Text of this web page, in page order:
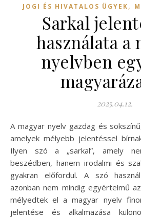
JOGI ÉS HIVATALOS ÜGYEK,
Sarkal
használata a
nyelvben
2025.04.12.
A magyar nyelv gazdag és sokszínű, tele olyan szavakkal,
amelyek mélyebb jelentéssel
Ilyen szó a „sarkal”, amely
beszédben, hanem irodalmi és
gyakran előfordul. A szó
azonban nem mindig egyértelmű
mélyedtek el a magyar nyelv
jelentése és alkalmazása